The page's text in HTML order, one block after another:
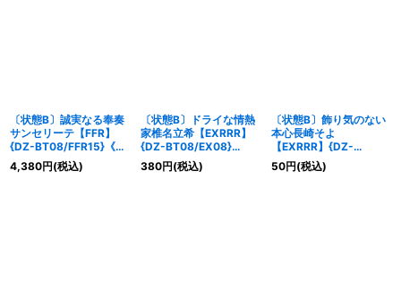
〔状態B〕誠実なる奉奏
サンセリーテ【FFR】
{DZ-BT08/FFR15}《ス
トイケイア》
4,380円(税込)
〔状態B〕ドライな情熱
家椎名立希【EXRRR】
{DZ-BT08/EX08}
《BanGDream!》
380円(税込)
〔状態B〕飾り気のない
本心長崎そよ
【EXRRR】{DZ-
BT08/EX07}
《BanGDream!》
50円(税込)